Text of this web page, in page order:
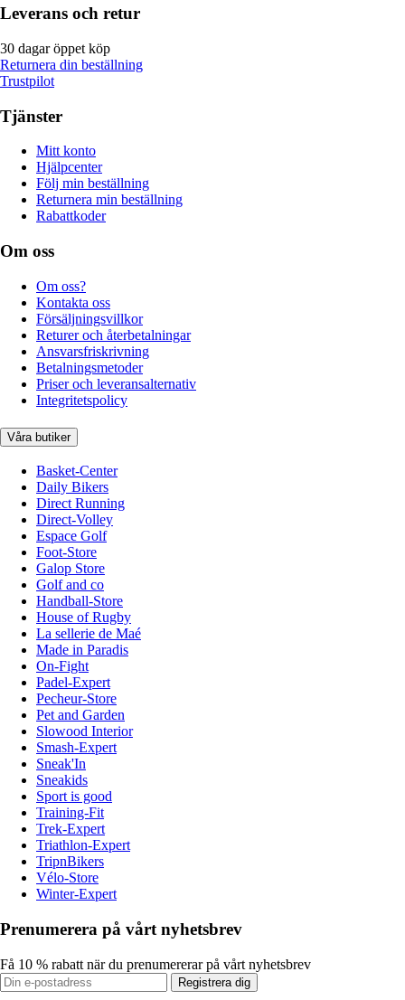
Leverans och retur
30 dagar öppet köp
Returnera din beställning
Trustpilot
Tjänster
Mitt konto
Hjälpcenter
Följ min beställning
Returnera min beställning
Rabattkoder
Om oss
Om oss?
Kontakta oss
Försäljningsvillkor
Returer och återbetalningar
Ansvarsfriskrivning
Betalningsmetoder
Priser och leveransalternativ
Integritetspolicy
Våra butiker
Basket-Center
Daily Bikers
Direct Running
Direct-Volley
Espace Golf
Foot-Store
Galop Store
Golf and co
Handball-Store
House of Rugby
La sellerie de Maé
Made in Paradis
On-Fight
Padel-Expert
Pecheur-Store
Pet and Garden
Slowood Interior
Smash-Expert
Sneak'In
Sneakids
Sport is good
Training-Fit
Trek-Expert
Triathlon-Expert
TripnBikers
Vélo-Store
Winter-Expert
Prenumerera på vårt nyhetsbrev
Få 10 % rabatt när du prenumererar på vårt nyhetsbrev
Registrera dig